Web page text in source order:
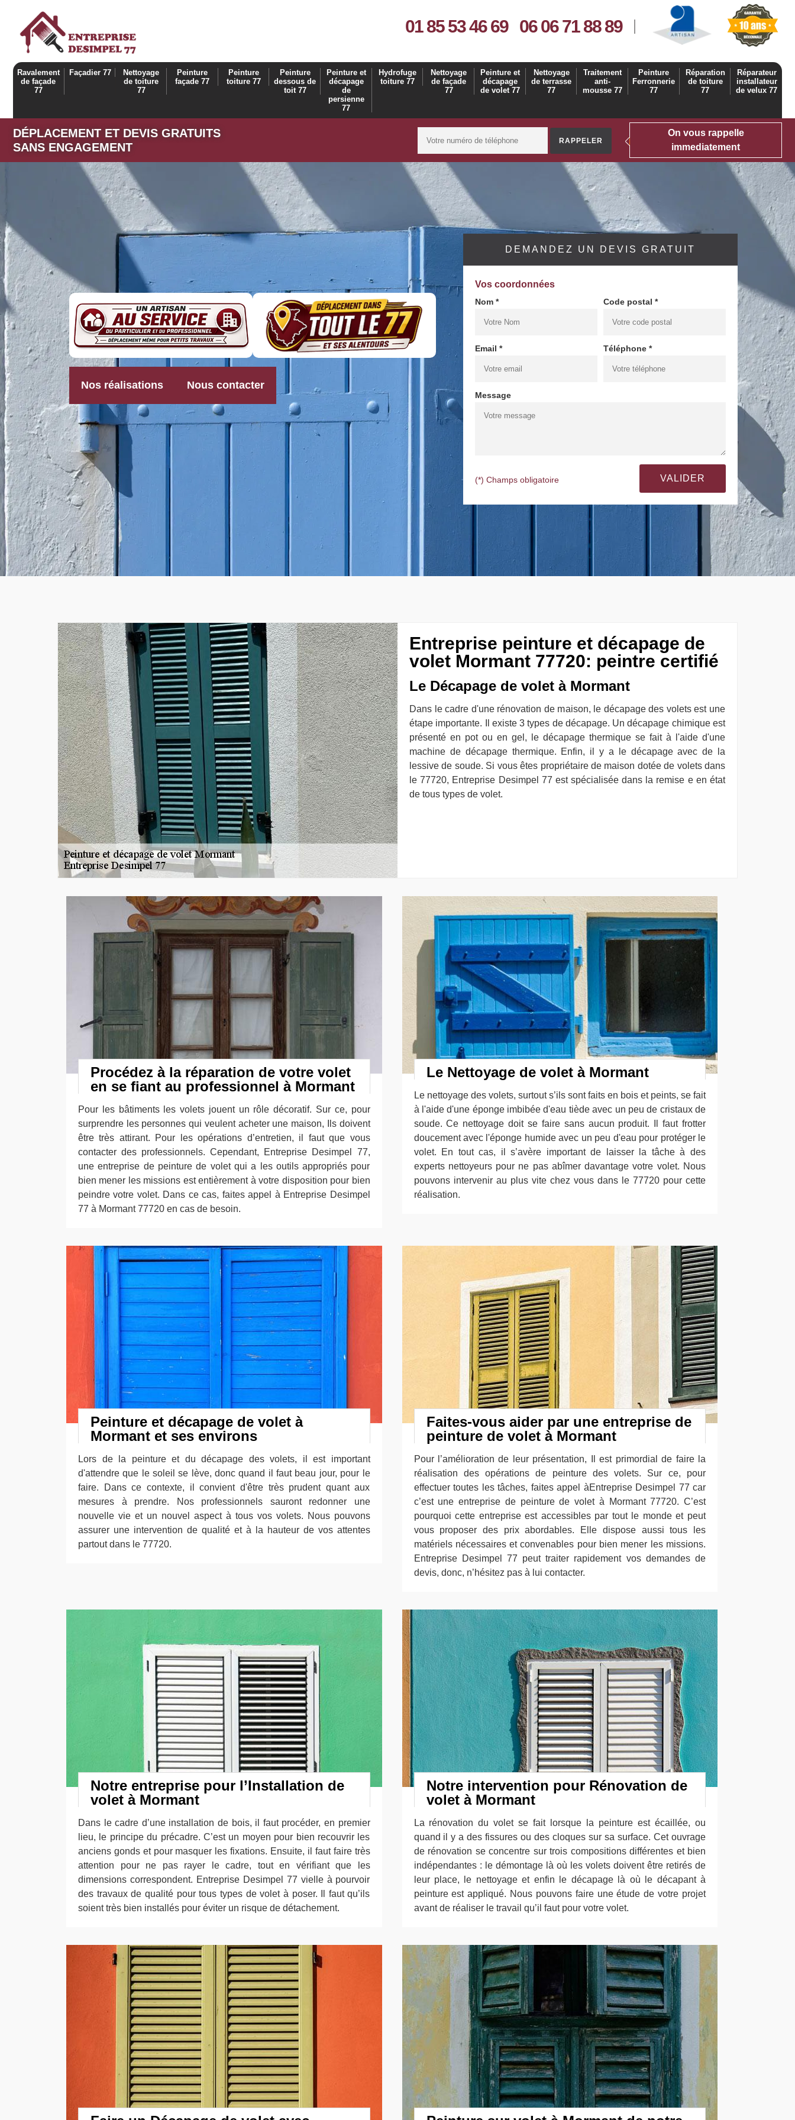
01 85 53 46 69 06 06 71 88 89
Ravalement
de façade
77
Façadier 77
Nettoyage
de toiture
77
Peinture
façade 77
Peinture
toiture 77
Peinture
dessous de
toit 77
Peinture et
décapage
de
persienne
77
Hydrofuge
toiture 77
Nettoyage
de façade
77
Peinture et
décapage
de volet 77
Nettoyage
de terrasse
77
Traitement
anti-
mousse 77
Peinture
Ferronnerie
77
Réparation
de toiture
77
Réparateur
installateur
de velux 77
DÉPLACEMENT ET DEVIS GRATUITS
SANS ENGAGEMENT
On vous rappelle
immediatement
Nos réalisations Nous contacter
DEMANDEZ UN DEVIS GRATUIT
Vos coordonnées
Nom * Code postal *
Email * Téléphone *
Message
(*) Champs obligatoire
Entreprise peinture et décapage de
volet Mormant 77720: peintre certifié
Le Décapage de volet à Mormant
Dans le cadre d'une rénovation de maison, le décapage des volets est une
étape importante. Il existe 3 types de décapage. Un décapage chimique est
présenté en pot ou en gel, le décapage thermique se fait à l'aide d'une
machine de décapage thermique. Enfin, il y a le décapage avec de la
lessive de soude. Si vous êtes propriétaire de maison dotée de volets dans
le 77720, Entreprise Desimpel 77 est spécialisée dans la remise e en état
de tous types de volet.
Procédez à la réparation de votre volet
en se fiant au professionnel à Mormant
Pour les bâtiments les volets jouent un rôle décoratif. Sur ce, pour
surprendre les personnes qui veulent acheter une maison, Ils doivent
être très attirant. Pour les opérations d’entretien, il faut que vous
contacter des professionnels. Cependant, Entreprise Desimpel 77,
une entreprise de peinture de volet qui a les outils appropriés pour
bien mener les missions est entièrement à votre disposition pour bien
peindre votre volet. Dans ce cas, faites appel à Entreprise Desimpel
77 à Mormant 77720 en cas de besoin.
Le Nettoyage de volet à Mormant
Le nettoyage des volets, surtout s’ils sont faits en bois et peints, se fait
à l'aide d'une éponge imbibée d'eau tiède avec un peu de cristaux de
soude. Ce nettoyage doit se faire sans aucun produit. Il faut frotter
doucement avec l'éponge humide avec un peu d'eau pour protéger le
volet. En tout cas, il s’avère important de laisser la tâche à des
experts nettoyeurs pour ne pas abîmer davantage votre volet. Nous
pouvons intervenir au plus vite chez vous dans le 77720 pour cette
réalisation.
Peinture et décapage de volet à
Mormant et ses environs
Lors de la peinture et du décapage des volets, il est important
d'attendre que le soleil se lève, donc quand il faut beau jour, pour le
faire. Dans ce contexte, il convient d'être très prudent quant aux
mesures à prendre. Nos professionnels sauront redonner une
nouvelle vie et un nouvel aspect à tous vos volets. Nous pouvons
assurer une intervention de qualité et à la hauteur de vos attentes
partout dans le 77720.
Faites-vous aider par une entreprise de
peinture de volet à Mormant
Pour l’amélioration de leur présentation, Il est primordial de faire la
réalisation des opérations de peinture des volets. Sur ce, pour
effectuer toutes les tâches, faites appel àEntreprise Desimpel 77 car
c’est une entreprise de peinture de volet à Mormant 77720. C’est
pourquoi cette entreprise est accessibles par tout le monde et peut
vous proposer des prix abordables. Elle dispose aussi tous les
matériels nécessaires et convenables pour bien mener les missions.
Entreprise Desimpel 77 peut traiter rapidement vos demandes de
devis, donc, n’hésitez pas à lui contacter.
Notre entreprise pour l’Installation de
volet à Mormant
Dans le cadre d’une installation de bois, il faut procéder, en premier
lieu, le principe du précadre. C’est un moyen pour bien recouvrir les
anciens gonds et pour masquer les fixations. Ensuite, il faut faire très
attention pour ne pas rayer le cadre, tout en vérifiant que les
dimensions correspondent. Entreprise Desimpel 77 vielle à pourvoir
des travaux de qualité pour tous types de volet à poser. Il faut qu’ils
soient très bien installés pour éviter un risque de détachement.
Notre intervention pour Rénovation de
volet à Mormant
La rénovation du volet se fait lorsque la peinture est écaillée, ou
quand il y a des fissures ou des cloques sur sa surface. Cet ouvrage
de rénovation se concentre sur trois compositions différentes et bien
indépendantes : le démontage là où les volets doivent être retirés de
leur place, le nettoyage et enfin le décapage là où le décapant à
peinture est appliqué. Nous pouvons faire une étude de votre projet
avant de réaliser le travail qu’il faut pour votre volet.